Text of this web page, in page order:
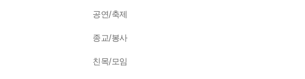
공연/축제
종교/봉사
친목/모임